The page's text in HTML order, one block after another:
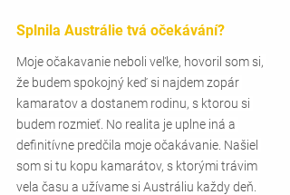
Splnila Austrálie tvá očekávání?
Moje očakavanie neboli veľke, hovoril som si,
že budem spokojný keď si najdem zopár
kamaratov a dostanem rodinu, s ktorou si
budem rozmieť. No realita je uplne iná a
definitívne predčila moje očakávanie. Našiel
som si tu kopu kamarátov, s ktorými trávim
vela času a užívame si Austráliu každy deň.